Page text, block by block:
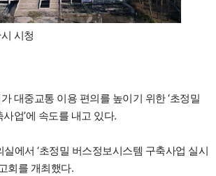
시청
대중교통 이용 편의를 높이기 위한 ‘초정밀
업’에 속도를 내고 있다.
에서 ‘초정밀 버스정보시스템 구축사업 실시
회를 개최했다.